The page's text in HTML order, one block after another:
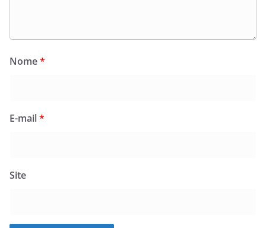
Nome*
E-mail*
Site